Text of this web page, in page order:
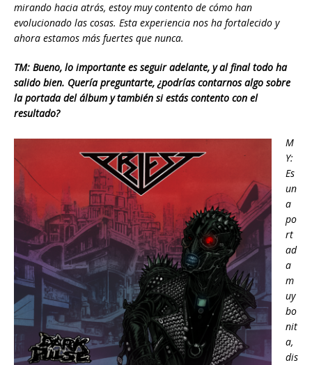
mirando hacia atrás, estoy muy contento de cómo han
evolucionado las cosas. Esta experiencia nos ha fortalecido y
ahora estamos más fuertes que nunca.
TM: Bueno, lo importante es seguir adelante, y al final todo ha
salido bien. Quería preguntarte, ¿podrías contarnos algo sobre
la portada del álbum y también si estás contento con el
resultado?
M
Y:
Es
un
a
po
rt
ad
a
m
uy
bo
nit
a,
dis